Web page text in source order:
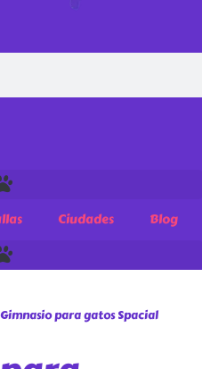
Ciudades Blog
para gatos Spacial